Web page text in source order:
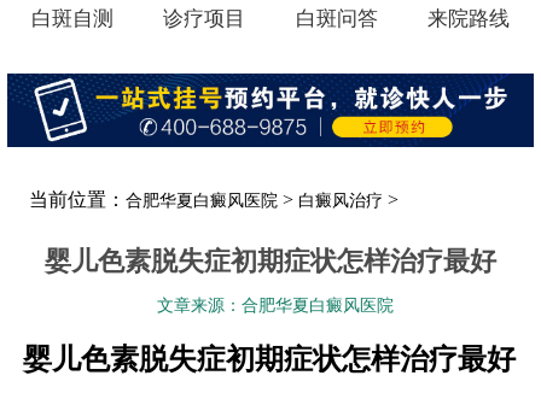
白斑自测 诊疗项目 白斑问答 来院路线
当前位置：合肥华夏白癜风医院 > 白癜风治疗 >
婴儿色素脱失症初期症状怎样治疗最好
文章来源：合肥华夏白癜风医院
婴儿色素脱失症初期症状怎样治疗最好